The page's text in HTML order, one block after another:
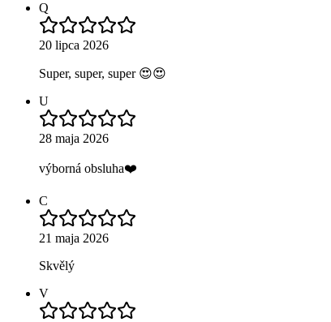
Q
20 lipca 2026
Super, super, super 😍😍
U
28 maja 2026
výborná obsluha❤️
C
21 maja 2026
Skvělý
V